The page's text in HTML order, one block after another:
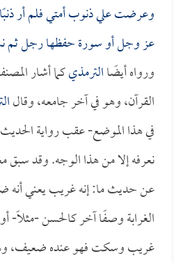
وعرضت علي ذنوب أمتي فلم أر
عز وجل أو سورة حفظها رجل ثم
ورواه أيضًاالترمذيكما أشار
القرآن، وهو في آخر جامعه، وقال
في هذا الموضع- عقب رواية
نعرفه إلا من هذا الوجه. وقد سبق
عن حديث ما: إنه غريب يعني أنه
الغرابة وصفًا آخر كالحسن -مثلاً-
غريب وسكت فهو عنده ضعيف،